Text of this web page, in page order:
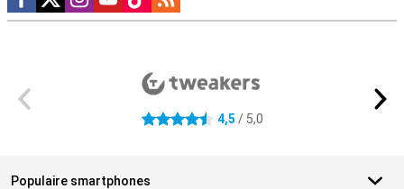
4.5 sterren 4,5 / 5,0
Populaire smartphones